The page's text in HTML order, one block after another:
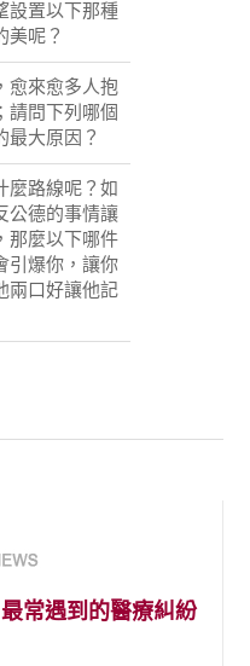
設置以下那種
美呢？
愈來愈多人抱
請問下列哪個
最大原因？
麼路線呢？如
公德的事情讓
那麼以下哪件
引爆你，讓你
兩口好讓他記
常遇到的醫療糾紛